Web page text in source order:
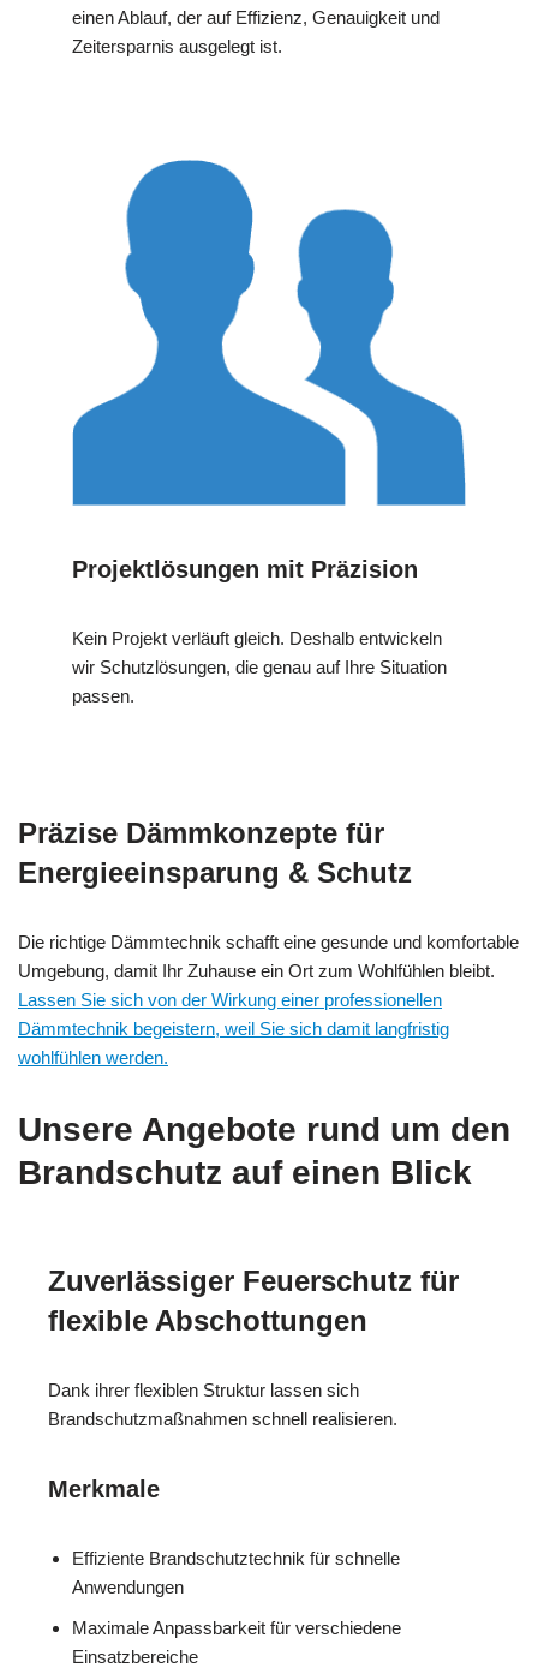
einen Ablauf, der auf Effizienz, Genauigkeit und
Zeitersparnis ausgelegt ist.
Projektlösungen mit Präzision
Kein Projekt verläuft gleich. Deshalb entwickeln
wir Schutzlösungen, die genau auf Ihre Situation
passen.
Präzise Dämmkonzepte für
Energieeinsparung & Schutz
Die richtige Dämmtechnik schafft eine gesunde und komfortable
Umgebung, damit Ihr Zuhause ein Ort zum Wohlfühlen bleibt.
Lassen Sie sich von der Wirkung einer professionellen
Dämmtechnik begeistern, weil Sie sich damit langfristig
wohlfühlen werden.
Unsere Angebote rund um den
Brandschutz auf einen Blick
Zuverlässiger Feuerschutz für
flexible Abschottungen
Dank ihrer flexiblen Struktur lassen sich
Brandschutzmaßnahmen schnell realisieren.
Merkmale
Effiziente Brandschutztechnik für schnelle
Anwendungen
Maximale Anpassbarkeit für verschiedene
Einsatzbereiche